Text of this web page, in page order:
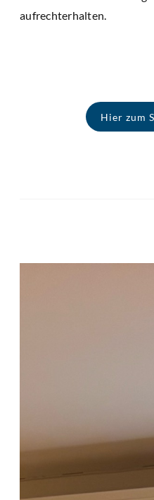
Hier zum
aufrechterhalten.